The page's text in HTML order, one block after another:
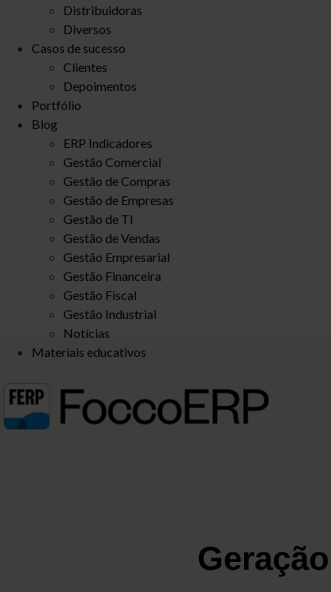
Distribuidoras
Diversos
Casos de sucesso
Clientes
Depoimentos
Portfólio
Blog
ERP Indicadores
Gestão Comercial
Gestão de Compras
Gestão de Empresas
Gestão de TI
Gestão de Vendas
Gestão Empresarial
Gestão Financeira
Gestão Fiscal
Gestão Industrial
Notícias
Materiais educativos